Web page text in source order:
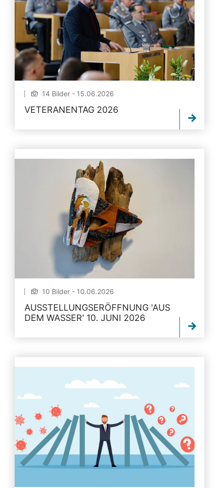
14 Bilder - 15.06.2026
VETERANENTAG 2026
10 Bilder - 10.06.2026
AUSSTELLUNGSERÖFFNUNG 'AUS
DEM WASSER' 10. JUNI 2026